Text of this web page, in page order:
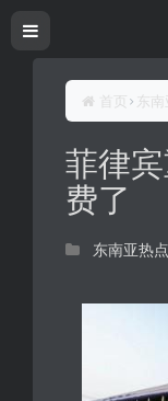
首页 东
菲律
费了
东南亚热点